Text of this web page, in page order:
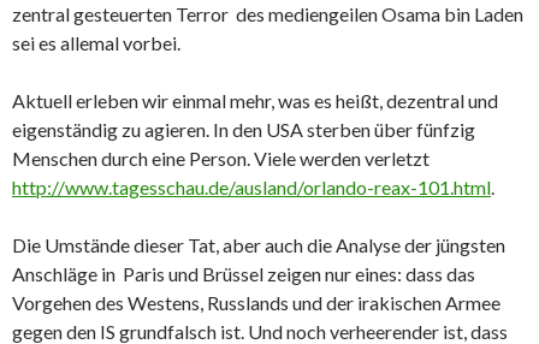
zentral gesteuerten Terror des mediengeilen Osama bin Laden
sei es allemal vorbei.
Aktuell erleben wir einmal mehr, was es heißt, dezentral und
eigenständig zu agieren. In den USA sterben über fünfzig
Menschen durch eine Person. Viele werden verletzt
http://www.tagesschau.de/ausland/orlando-reax-101.html.
Die Umstände dieser Tat, aber auch die Analyse der jüngsten
Anschläge in Paris und Brüssel zeigen nur eines: dass das
Vorgehen des Westens, Russlands und der irakischen Armee
gegen den IS grundfalsch ist. Und noch verheerender ist, dass